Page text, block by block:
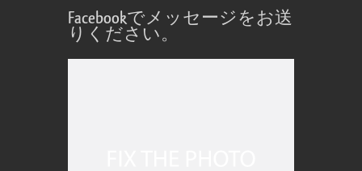
Facebookでメッセージをお送
りください。